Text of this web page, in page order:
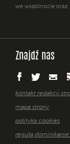
we wspólnocie oraz
Znajdź nas
kontakt redakcji
mapa strony
polityka cookies
reguła